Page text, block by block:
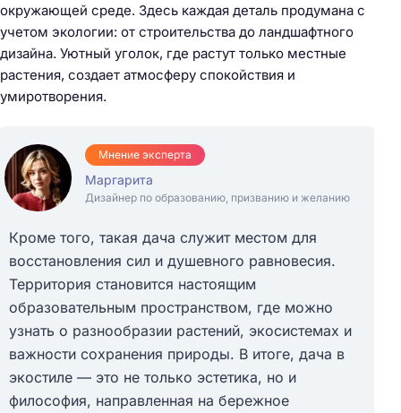
окружающей среде. Здесь каждая деталь продумана с
учетом экологии: от строительства до ландшафтного
дизайна. Уютный уголок, где растут только местные
растения, создает атмосферу спокойствия и
умиротворения.
Мнение эксперта
Маргарита
Дизайнер по образованию, призванию и желанию
Кроме того, такая дача служит местом для
восстановления сил и душевного равновесия.
Территория становится настоящим
образовательным пространством, где можно
узнать о разнообразии растений, экосистемах и
важности сохранения природы. В итоге, дача в
экостиле — это не только эстетика, но и
философия, направленная на бережное